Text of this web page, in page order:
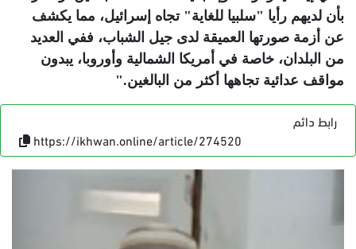
‏بأن لديهم رأيا "سلبيا للغاية" تجاه إسرائيل، مما يكشف
عن أزمة صورتها العميقة لدى جيل الشباب، ففي العديد
من ‏البلدان، خاصة في أمريكا الشمالية وأوروبا، يبدون
مواقف عدائية تجاهها أكثر من البالغين".
رابط دائم
https://ikhwan.online/article/274520